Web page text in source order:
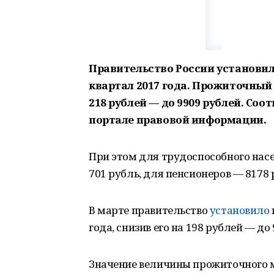
Правительство России
квартал 2017 года.
218 рублей — до 9909 рублей.
портале правовой информации.
При этом для трудоспособного
701 рубль, для пенсионеров —
В марте правительствоустановило
года, снизив его на 198 рублей — до
Значение величины